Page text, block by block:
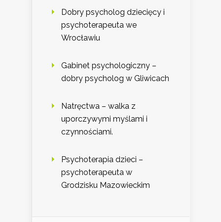
Dobry psycholog dziecięcy i
psychoterapeuta we
Wrocławiu
Gabinet psychologiczny –
dobry psycholog w Gliwicach
Natręctwa – walka z
uporczywymi myślami i
czynnościami.
Psychoterapia dzieci –
psychoterapeuta w
Grodzisku Mazowieckim